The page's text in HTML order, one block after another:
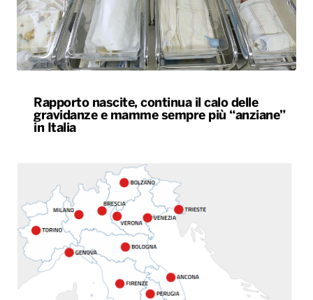
Rapporto nascite, continua il calo delle
gravidanze e mamme sempre più “anziane”
in Italia